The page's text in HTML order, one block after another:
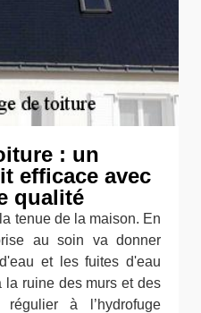
: un
efficace avec
qualité
tenue de la maison. En
au soin va donner
et les fuites d'eau
la ruine des murs et des
à l’hydrofuge